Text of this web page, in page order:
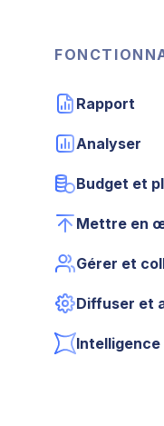
Rapport
Analyser
Budget et
Mettre en
Gérer et
Diffuser et
Intelligence